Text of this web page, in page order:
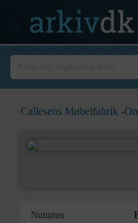
Callesens Møbelfabrik -
Nummer